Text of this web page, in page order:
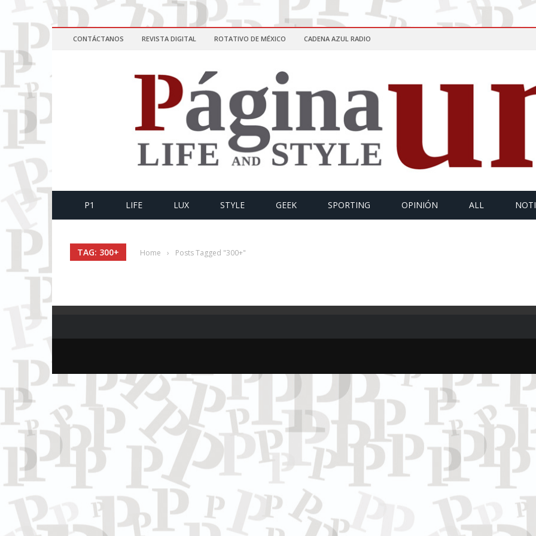
CONTÁCTANOS REVISTA DIGITAL ROTATIVO DE MÉXICO CADENA AZUL RADIO
P1 LIFE LUX STYLE GEEK SPORTING OPINIÓN ALL
TAG: 300+ Home › Posts Tagged "300+"